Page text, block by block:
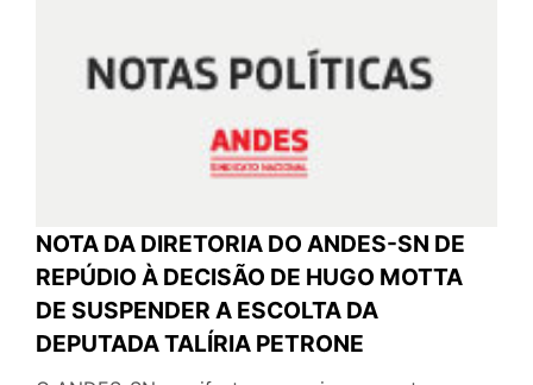
NOTA DA DIRETORIA DO ANDES-SN DE
REPÚDIO À DECISÃO DE HUGO MOTTA
DE SUSPENDER A ESCOLTA DA
DEPUTADA TALÍRIA PETRONE